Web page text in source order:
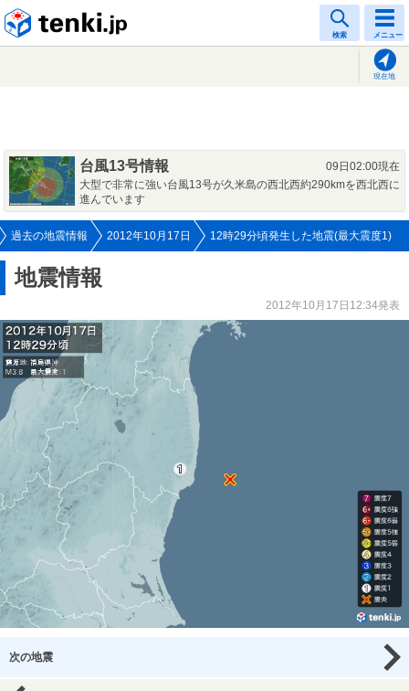
検索 メニュー
現在地
台風13号情報
09日02:00現在
大型で非常に強い台風13号が久米島の西北西約290kmを西北西に
進んでいます
過去の地震情報 2012年10月17日 12時29分頃発生した地震(最大震度1)
地震情報
2012年10月17日12:34発表
次の地震